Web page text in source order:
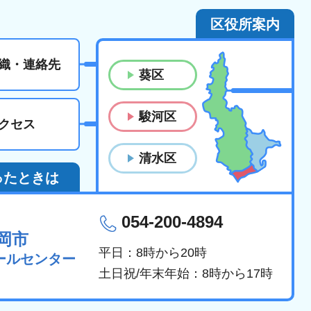
・連絡先
セス
区役所案内
葵区
駿河区
清水区
たときは
市
ルセンター
054-200-4894
平日：8時から20時
土日祝/年末年始：8時から17時